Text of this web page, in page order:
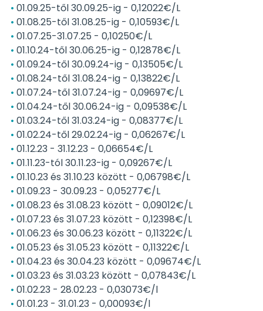
01.09.25-től 30.09.25-ig - 0,12022€/L
01.08.25-től 31.08.25-ig - 0,10593€/L
01.07.25-31.07.25 - 0,10250€/L
01.10.24-től 30.06.25-ig - 0,12878€/L
01.09.24-től 30.09.24-ig - 0,13505€/L
01.08.24-től 31.08.24-ig - 0,13822€/L
01.07.24-től 31.07.24-ig - 0,09697€/L
01.04.24-től 30.06.24-ig - 0,09538€/L
01.03.24-től 31.03.24-ig - 0,08377€/L
01.02.24-től 29.02.24-ig - 0,06267€/L
01.12.23 - 31.12.23 - 0,06654€/L
01.11.23-tól 30.11.23-ig - 0,09267€/L
01.10.23 és 31.10.23 között - 0,06798€/L
01.09.23 - 30.09.23 - 0,05277€/L
01.08.23 és 31.08.23 között - 0,09012€/L
01.07.23 és 31.07.23 között - 0,12398€/L
01.06.23 és 30.06.23 között - 0,11322€/L
01.05.23 és 31.05.23 között - 0,11322€/L
01.04.23 és 30.04.23 között - 0,09674€/L
01.03.23 és 31.03.23 között - 0,07843€/L
01.02.23 - 28.02.23 - 0,03073€/l
01.01.23 - 31.01.23 - 0,00093€/l